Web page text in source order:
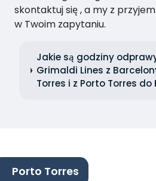
skontaktuj się , a my z
w Twoim zapytaniu.
Jakie są godziny
Grimaldi Lines z
Torres i z Porto Torres do
Porto Torres